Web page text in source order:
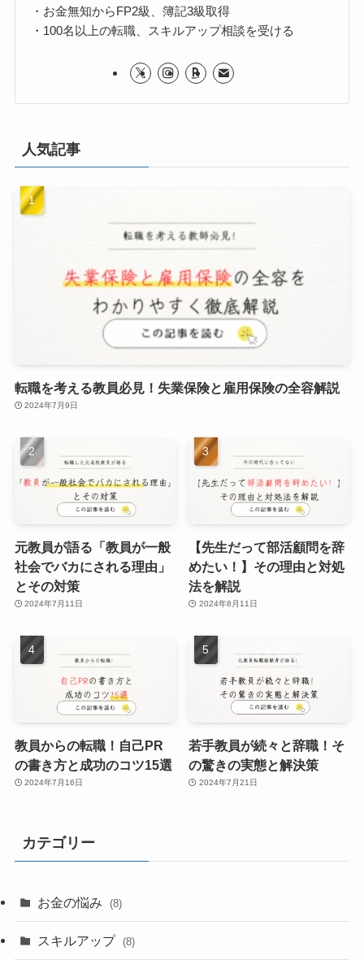
・お金無知からFP2級、簿記3級取得
・100名以上の転職、スキルアップ相談を受ける
人気記事
転職を考える教員必見！失業保険と雇用保険の全容解説
2024年7月9日
元教員が語る「教員が一般
社会でバカにされる理由」
とその対策
2024年7月11日
【先生だって部活顧問を辞
めたい！】その理由と対処
法を解説
2024年8月11日
教員からの転職！自己PR
の書き方と成功のコツ15選
2024年7月16日
若手教員が続々と辞職！そ
の驚きの実態と解決策
2024年7月21日
カテゴリー
お金の悩み (8)
スキルアップ (8)